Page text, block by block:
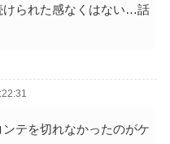
けられた感なくはない…話
テを切れなかったのがケ